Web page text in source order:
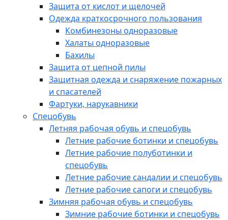
Защита от кислот и щелочей
Одежда краткосрочного пользования
Комбинезоны одноразовые
Халаты одноразовые
Бахилы
Защита от цепной пилы
Защитная одежда и снаряжение пожарных
и спасателей
Фартуки, нарукавники
Спецобувь
Летняя рабочая обувь и спецобувь
Летние рабочие ботинки и спецобувь
Летние рабочие полуботинки и
спецобувь
Летние рабочие сандалии и спецобувь
Летние рабочие сапоги и спецобувь
Зимняя рабочая обувь и спецобувь
Зимние рабочие ботинки и спецобувь